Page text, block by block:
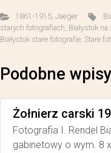
1861-1915,Jaeger
starych fotografiach, Białystok
Białystok stare fotografie, Stare
Podobne wpisy
Żołnierz carski
Fotografia I. Rendel
gabinetowy o wym. 8